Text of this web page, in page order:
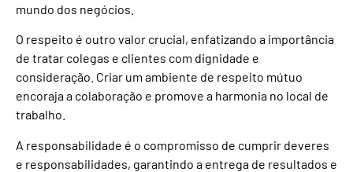
mundo dos negócios.
O respeito é outro valor crucial, enfatizando a importância
de tratar colegas e clientes com dignidade e
consideração. Criar um ambiente de respeito mútuo
encoraja a colaboração e promove a harmonia no local de
trabalho.
A responsabilidade é o compromisso de cumprir deveres
e responsabilidades, garantindo a entrega de resultados e